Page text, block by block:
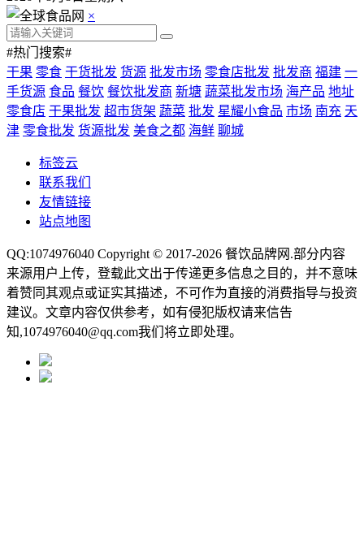
×
#热门搜索#
干果 零食 干货批发 货源 批发市场 零食店批发 批发商 福建 一
手货源 食品 餐饮 餐饮批发商 新塘 蔬菜批发市场 海产品 地址
零食店 干果批发 超市货架 蔬菜 批发 星耀小食品 市场 南充 天
津 零食批发 货源批发 美食之都 海鲜 聊城
标签云
联系我们
友情链接
站点地图
QQ:1074976040 Copyright © 2017-2026 餐饮品牌网 .部分内容
来源用户上传，登载此文出于传递更多信息之目的，并不意味
着赞同其观点或证实其描述，不可作为直接的消费指导与投资
建议。文章内容仅供参考，如有侵犯版权请来信告
知,1074976040@qq.com我们将立即处理。